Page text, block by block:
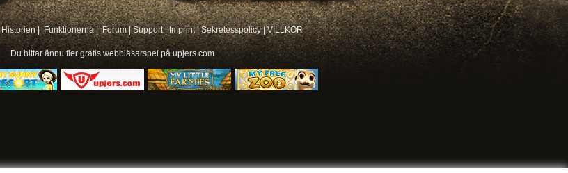
Historien | Funktionerna | Forum|Support|Imprint|Sekretesspolicy|VILLKOR
Du hittar ännu fler gratis webbläsarspel på upjers.com